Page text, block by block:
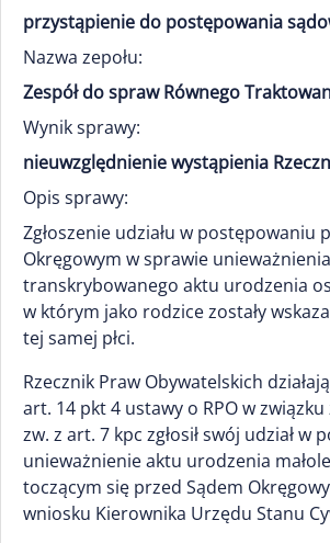
przystąpienie do postępowania
Nazwa zepołu:
Zespół do spraw Równego
Wynik sprawy:
nieuwzględnienie wystąpienia
Opis sprawy:
Zgłoszenie udziału w postępowaniu
Okręgowym w sprawie unieważnienia
transkrybowanego aktu urodzenia
w którym jako rodzice zostały
tej samej płci.
Rzecznik Praw Obywatelskich
art. 14 pkt 4 ustawy o RPO w związku
zw. z art. 7 kpc zgłosił swój udział w
unieważnienie aktu urodzenia
toczącym się przed Sądem
wniosku Kierownika Urzędu Stanu